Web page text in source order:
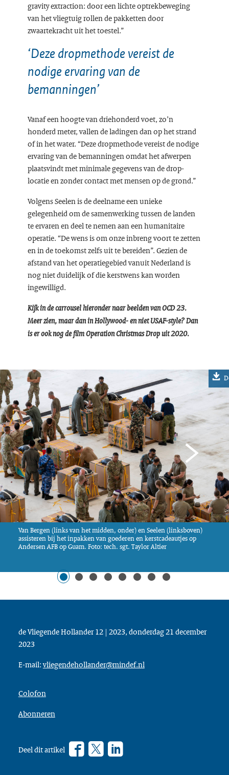
gravity extraction: door een lichte optrekbeweging
van het vliegtuig rollen de pakketten door
zwaartekracht uit het toestel.”
‘Deze dropmethode vereist de
nodige ervaring van de
bemanningen’
Vanaf een hoogte van driehonderd voet, zo’n
honderd meter, vallen de ladingen dan op het strand
of in het water. “Deze dropmethode vereist de nodige
ervaring van de bemanningen omdat het afwerpen
plaatsvindt met minimale gegevens van de drop-
locatie en zonder contact met mensen op de grond.”
Volgens Seelen is de deelname een unieke
gelegenheid om de samenwerking tussen de landen
te ervaren en deel te nemen aan een humanitaire
operatie. “De wens is om onze inbreng voort te zetten
en in de toekomst zelfs uit te bereiden”. Gezien de
afstand van het operatiegebied vanuit Nederland is
nog niet duidelijk of die kerstwens kan worden
ingewilligd.
Kijk in de carrousel hieronder naar beelden van OCD 23.
Meer zien, maar dan in Hollywood- en niet USAF-style? Dan
is er ook nog de film Operation Christmas Drop uit 2020.
Van Bergen (links van het midden, onder) en Seelen (linksboven)
assisteren bij het inpakken van goederen en kerstcadeautjes op
Andersen AFB op Guam. Foto: tech. sgt. Taylor Altier
de Vliegende Hollander 12 | 2023, donderdag 21 december
2023
E-mail:vliegendehollander@mindef.nl
Colofon
Abonneren
Deel dit artikel
Facebook
Twitter???
footer.linkedin.label???